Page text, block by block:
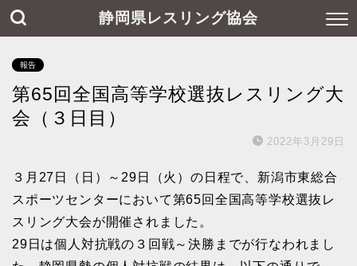
静岡県レスリング協会
報告
第65回全国高等学校選抜レスリング大
会（３日目）
2022年3月29日
３月27日（日）～29日（火）の日程で、新潟市東総合
スポーツセンターにおいて第65回全国高等学校選抜レ
スリング大会が開催されました。
29日は個人対抗戦の３回戦～決勝までが行なわれまし